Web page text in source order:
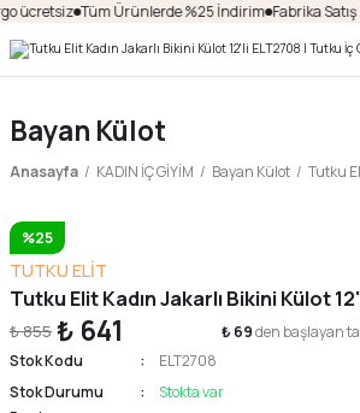
ücretsiz Tüm Ürünlerde %25 İndirim Fabrika Satış
Bayan Külot
Anasayfa KADIN İÇ GİYİM Bayan Külot Tutku
%25
TUTKU ELİT
Tutku Elit Kadın Jakarlı Bikini Külot
₺ 855 ₺ 641 ₺ 69den başlayan
Stok Kodu
ELT2708
Stok Durumu
Stokta var